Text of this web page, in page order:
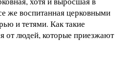
же воспитанная церковными
и тетями. Как такие
от людей, которые приезжают